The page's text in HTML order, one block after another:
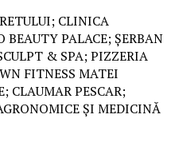
CLINICA
PALACE; ȘERBAN
& SPA; PIZZERIA
FITNESS MATEI
CLAUMAR PESCAR;
ȘI MEDICINĂ